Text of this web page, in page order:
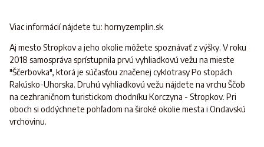
Viac informácií nájdete tu: hornyzemplin.sk
Aj mesto Stropkov a jeho okolie môžete spoznávať z výšky. V roku
2018 samospráva sprístupnila prvú vyhliadkovú vežu na mieste
"Ščerbovka", ktorá je súčasťou značenej cyklotrasy Po stopách
Rakúsko-Uhorska. Druhú vyhliadkovú vežu nájdete na vrchu Ščob
na cezhraničnom turistickom chodníku Korczyna - Stropkov. Pri
oboch si oddýchnete pohľadom na široké okolie mesta i Ondavskú
vrchovinu.